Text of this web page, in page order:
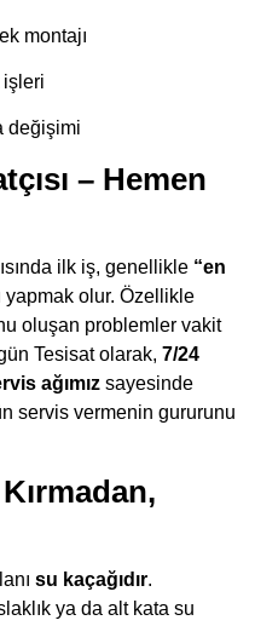
montajı
işleri
değişimi
– Hemen
ilk iş, genellikle “en
yapmak olur. Özellikle
oluşan problemler vakit
Tesisat olarak, 7/24
ağımız sayesinde
servis vermenin gururunu
su kaçağıdır.
ya da alt kata su